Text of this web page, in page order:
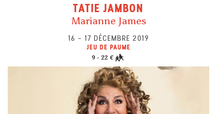
TATIE JAMBON
Marianne James
16 – 17 DÉCEMBRE 2019
JEU DE PAUME
9 - 22 €